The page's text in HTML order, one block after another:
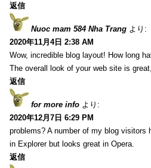
返信
Nuoc mam 584 Nha Trang より:
2020年11月4日 2:38 AM
Wow, incredible blog layout! How long
The overall look of your web site is
返信
for more info より:
2020年12月7日 6:29 PM
problems? A number of my blog
in Explorer but looks great in Opera.
返信